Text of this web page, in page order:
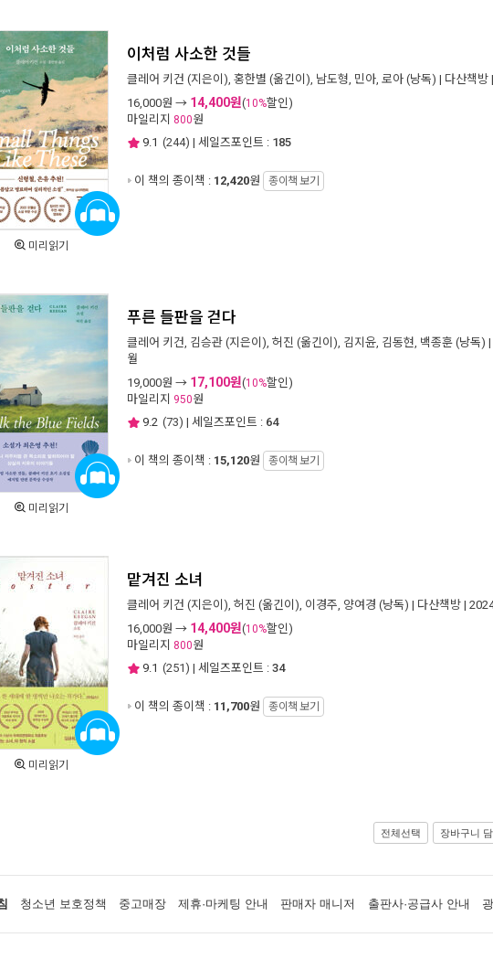
미리읽기
이처럼 사소한 것들
클레어 키건 (지은이), 홍한별 (옮긴이), 남도형, 민아, 로아 (낭독) | 다산책방
16,000원 → 14,400원(10%할인)
마일리지 800원
9.1 (244) | 세일즈포인트 : 185
이 책의 종이책 : 12,420원 종이책 보기
미리읽기
푸른 들판을 걷다
클레어 키건, 김승관 (지은이), 허진 (옮긴이), 김지윤, 김동현, 백종훈 (낭독) |
월
19,000원 → 17,100원(10%할인)
마일리지 950원
9.2 (73) | 세일즈포인트 : 64
이 책의 종이책 : 15,120원 종이책 보기
미리읽기
맡겨진 소녀
클레어 키건 (지은이), 허진 (옮긴이), 이경주, 양여경 (낭독) | 다산책방 |
16,000원 → 14,400원(10%할인)
마일리지 800원
9.1 (251) | 세일즈포인트 : 34
이 책의 종이책 : 11,700원 종이책 보기
전체선택 장바구니
청소년 보호정책 중고매장 제휴·마케팅 안내 판매자 매니저 출판사·공급사 안내